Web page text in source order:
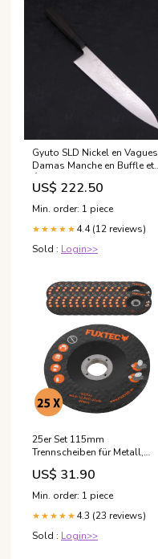
Gyuto SLD Nickel en Vagues
Damas Manche en Buffle et
Ébène 240mm
Finition:Damas
US$ 222.50
Min. order: 1 piece
★★★★★ 4.4 (12 reviews)
Sold : Login>>
25er Set 115mm
Trennscheiben für Metall,
Stahl & Inox für 20V Akku
Winkelschleifer FX-E1WS20
Schneeschaufel
US$ 31.90
Min. order: 1 piece
★★★★★ 4.3 (23 reviews)
Sold : Login>>